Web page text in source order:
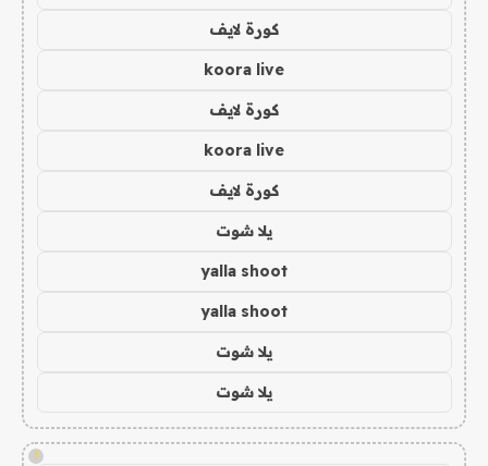
كورة لايف
koora live
كورة لايف
koora live
كورة لايف
يلا شوت
yalla shoot
yalla shoot
يلا شوت
يلا شوت
!